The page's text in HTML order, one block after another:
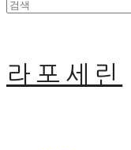
라포세린